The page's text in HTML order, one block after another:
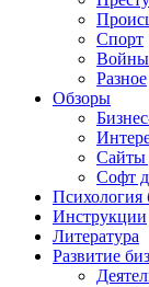
Спорт
Войны
Разное
Обзоры
Сайты
Софт
Психология
Инструкции
Литература
Развитие